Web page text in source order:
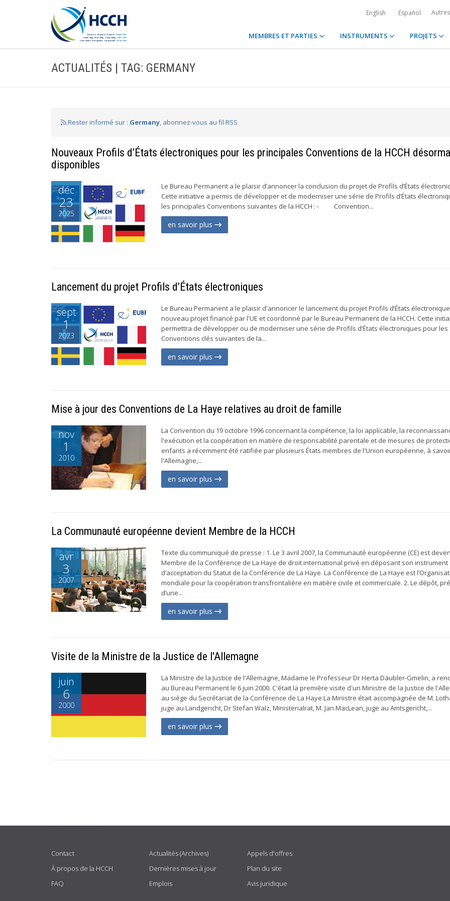
English Español
MEMBRES ET PARTIES INSTRUMENTS PROJETS
ACTUALITÉS | TAG: GERMANY
Rester informé sur : Germany, abonnez-vous au fil RSS
Nouveaux Profils d’États électroniques pour les principales Conventions de la HCCH
disponibles
déc
23
2025
Le Bureau Permanent a le plaisir d’annoncer la conclusion du projet de Profils d’États
Cette initiative a permis de développer et de moderniser une série de Profils d’États
les principales Conventions suivantes de la HCCH : - Convention...
en savoir plus
Lancement du projet Profils d’États électroniques
sept
1
2023
Le Bureau Permanent a le plaisir d'annoncer le lancement du projet Profils d’États
nouveau projet financé par l'UE et coordonné par le Bureau Permanent de la HCCH. Cette
permettra de développer ou de moderniser une série de Profils d’États électroniques pour les
Conventions clés suivantes de la...
en savoir plus
Mise à jour des Conventions de La Haye relatives au droit de famille
nov
1
2010
La Convention du 19 octobre 1996 concernant la compétence, la loi applicable, la
l'exécution et la coopération en matière de responsabilité parentale et de mesures de
enfants a récemment été ratifiée par plusieurs États membres de l'Union européenne, à
l'Allemagne,...
en savoir plus
La Communauté européenne devient Membre de la HCCH
avr
3
2007
Texte du communiqué de presse : 1. Le 3 avril 2007, la Communauté européenne (CE) est
Membre de la Conférence de La Haye de droit international privé en déposant son instrument
d’acceptation du Statut de la Conférence de La Haye. La Conférence de La Haye est
mondiale pour la coopération transfrontalière en matière civile et commerciale. 2. Le dépôt,
d’une...
en savoir plus
Visite de la Ministre de la Justice de l'Allemagne
juin
6
2000
La Ministre de la Justice de l'Allemagne, Madame le Professeur Dr Herta Däubler-Gmelin, a
au Bureau Permanent le 6 juin 2000. C'était la première visite d'un Ministre de la Justice de
au siège du Secrétariat de la Conférence de La Haye.La Ministre était accompagnée de M.
juge au Landgericht, Dr Stefan Walz, Ministerialrat, M. Jan MacLean, juge au Amtsgericht,...
en savoir plus
Contact
À propos de la HCCH
FAQ
Actualités (Archives)
Dernières mises à jour
Emplois
Appels d'offres
Plan du site
Avis juridique